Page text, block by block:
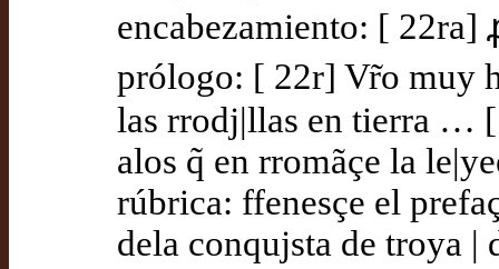
encabezamiento: [ 22ra]
prólogo: [ 22r] Vr̃o muy
las rrodj|llas en tierra …
alos q̃ en rromãçe la
rúbrica: ffenesçe el
dela conqujsta de troya |